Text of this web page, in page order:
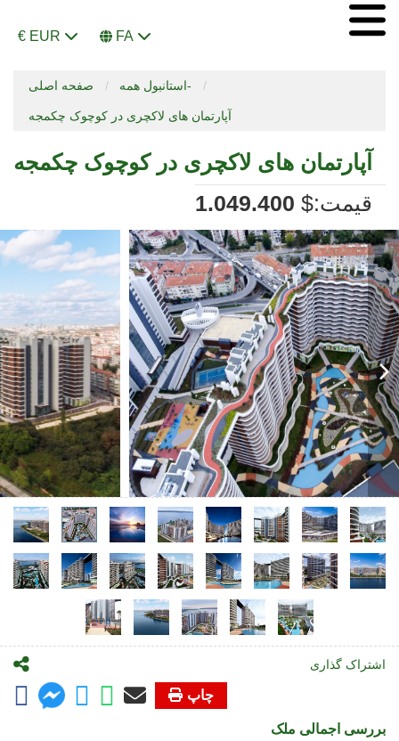
€ EUR FA
صفحه اصلی استانبول همه-
آپارتمان های لاکچری در کوچوک چکمجه
آپارتمان های لاکچری در کوچوک چکمجه
:قیمت
1.049.400 $
اشتراک گذاری
چاپ
بررسی اجمالی ملک